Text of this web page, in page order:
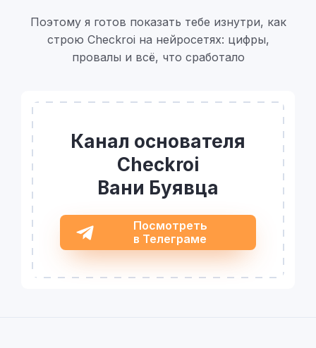
Поэтому я готов показать тебе изнутри, как
строю Checkroi на нейросетях: цифры,
провалы и всё, что сработало
Канал основателя
Checkroi
Вани Буявца
Посмотреть
в Телеграме